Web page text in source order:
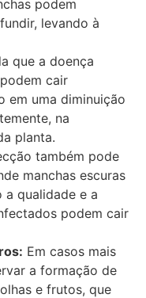
podem
levando à
que a doença
cair
em uma diminuição
na
planta.
também pode
manchas escuras
a qualidade e a
podem cair
Em casos mais
a formação de
e frutos, que